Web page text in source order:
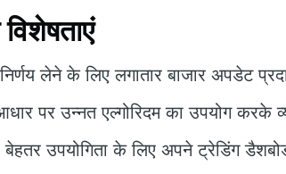
लेने के लिए लगातार बाजार अपडेट
पर उन्नत एल्गोरिदम का उपयोग करके
उपयोगिता के लिए अपने ट्रेडिंग